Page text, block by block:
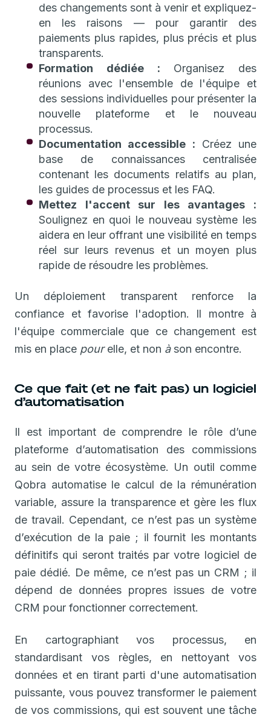
des changements sont à venir et expliquez-
en les raisons — pour garantir des
paiements plus rapides, plus précis et plus
transparents.
Formation dédiée : Organisez des
réunions avec l'ensemble de l'équipe et
des sessions individuelles pour présenter la
nouvelle plateforme et le nouveau
processus.
Documentation accessible : Créez une
base de connaissances centralisée
contenant les documents relatifs au plan,
les guides de processus et les FAQ.
Mettez l'accent sur les avantages :
Soulignez en quoi le nouveau système les
aidera en leur offrant une visibilité en temps
réel sur leurs revenus et un moyen plus
rapide de résoudre les problèmes.
Un déploiement transparent renforce la
confiance et favorise l'adoption. Il montre à
l'équipe commerciale que ce changement est
mis en place pourelle, et non àson encontre.
Ce que fait (et ne fait pas) un logiciel
d’automatisation
Il est important de comprendre le rôle d’une
plateforme d’automatisation des commissions
au sein de votre écosystème. Un outil comme
Qobra automatise le calcul de la rémunération
variable, assure la transparence et gère les flux
de travail. Cependant, ce n’est pas un système
d’exécution de la paie ; il fournit les montants
définitifs qui seront traités par votre logiciel de
paie dédié. De même, ce n’est pas un CRM ; il
dépend de données propres issues de votre
CRM pour fonctionner correctement.
En cartographiant vos processus, en
standardisant vos règles, en nettoyant vos
données et en tirant parti d'une automatisation
puissante, vous pouvez transformer le paiement
de vos commissions, qui est souvent une tâche